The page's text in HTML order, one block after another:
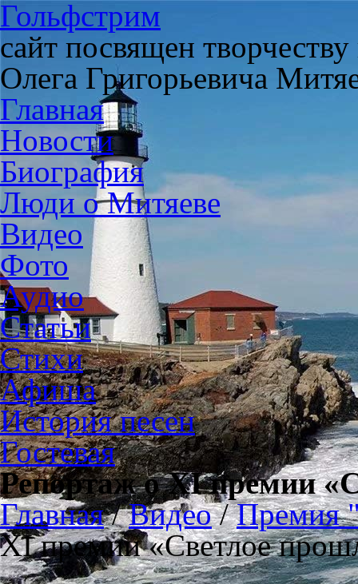
Гольфстрим
сайт посвящен
Олега Григорьевича
Главная
Новости
Биография
Люди о Митяеве
Видео
Фото
Аудио
Статьи
Стихи
Афиша
История песен
Гостевая
Репортаж о XI премии
Главная/Видео/Премия
XI премии «Светлое